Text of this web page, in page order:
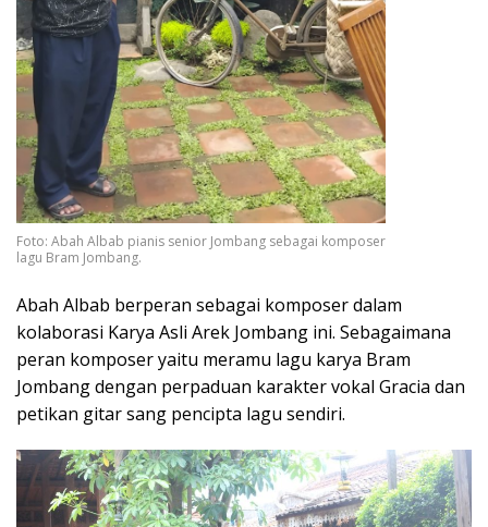
Foto: Abah Albab pianis senior Jombang sebagai komposer
lagu Bram Jombang.
Abah Albab berperan sebagai komposer dalam
kolaborasi Karya Asli Arek Jombang ini. Sebagaimana
peran komposer yaitu meramu lagu karya Bram
Jombang dengan perpaduan karakter vokal Gracia dan
petikan gitar sang pencipta lagu sendiri.